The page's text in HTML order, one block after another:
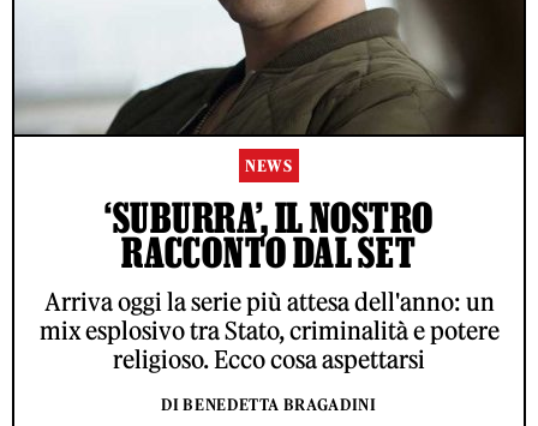
NEWS
‘SUBURRA’, IL NOSTRO
RACCONTO DAL SET
Arriva oggi la serie più attesa dell'anno: un
mix esplosivo tra Stato, criminalità e potere
religioso. Ecco cosa aspettarsi
DI BENEDETTA BRAGADINI